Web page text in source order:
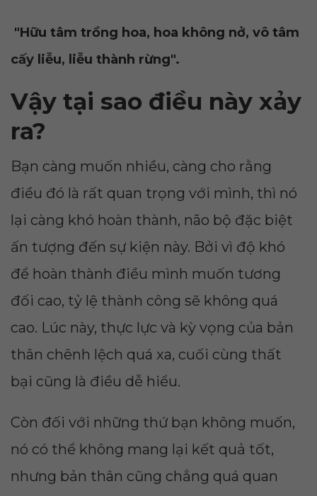
"Hữu tâm trồng hoa, hoa không nở, vô tâm
cấy liễu, liễu thành rừng".
Vậy tại sao điều này xảy
ra?
Bạn càng muốn nhiều, càng cho rằng
điều đó là rất quan trọng với mình, thì nó
lại càng khó hoàn thành, não bộ đặc biệt
ấn tượng đến sự kiện này. Bởi vì độ khó
để hoàn thành điều mình muốn tương
đối cao, tỷ lệ thành công sẽ không quá
cao. Lúc này, thực lực và kỳ vọng của bản
thân chênh lệch quá xa, cuối cùng thất
bại cũng là điều dễ hiểu.
Còn đối với những thứ bạn không muốn,
nó có thể không mang lại kết quả tốt,
nhưng bản thân cũng chẳng quá quan